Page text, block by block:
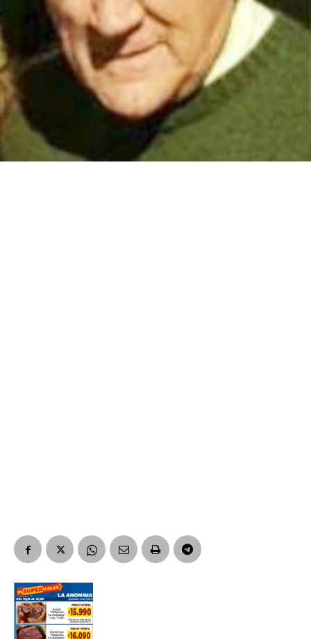
Suscribirme gratis
Dirección de correo electrónico *